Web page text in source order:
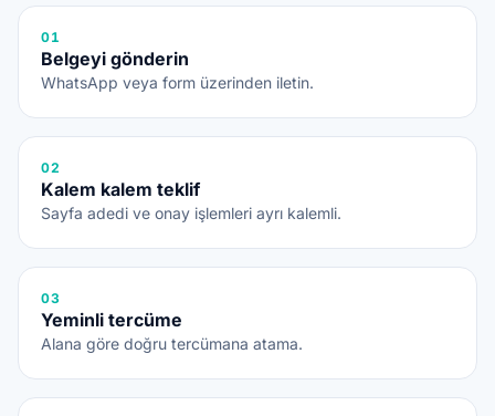
01
Belgeyi gönderin
WhatsApp veya form üzerinden iletin.
02
Kalem kalem teklif
Sayfa adedi ve onay işlemleri ayrı kalemli.
03
Yeminli tercüme
Alana göre doğru tercümana atama.